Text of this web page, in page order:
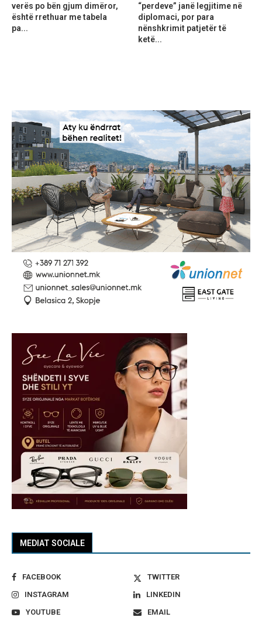
MEDIAT SOCIALE
FACEBOOK
TWITTER
INSTAGRAM
LINKEDIN
YOUTUBE
EMAIL
verës po bën gjum dimëror,
është rrethuar me tabela
pa...
“perdeve” janë legjitime në
diplomaci, por para
nënshkrimit patjetër të
ketë...